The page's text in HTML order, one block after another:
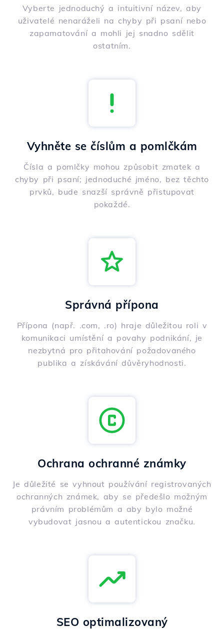
Vyberte jednoduchý a intuitivní název, aby
uživatelé nenaráželi na chyby při psaní nebo
zapamatování a mohli jej snadno sdělit
ostatním.
Vyhněte se číslům a pomlčkám
Čísla a pomlčky mohou způsobit zmatek a
chyby při psaní; jednoduché jméno, bez těchto
prvků, bude snazší správně přistupovat
pokaždé.
Správná přípona
Přípona (např. .com, .ro) hraje důležitou roli v
komunikaci umístění a povahy podnikání, je
nezbytná pro přitahování požadovaného
publika a získávání důvěryhodnosti.
Ochrana ochranné známky
Je důležité se vyhnout používání registrovaných
ochranných známek, aby se předešlo možným
právním problémům a aby bylo možné
vybudovat jasnou a autentickou značku.
SEO optimalizovaný